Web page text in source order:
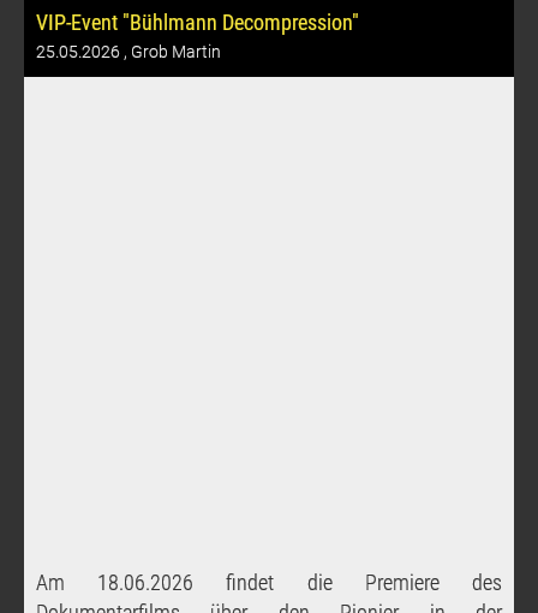
VIP-Event "Bühlmann Decompression"
25.05.2026 , Grob Martin
Am 18.06.2026 findet die Premiere des